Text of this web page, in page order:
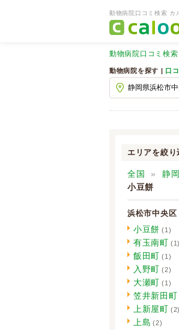
動物病院口コミ検索 カ
動物病院口コミ検索
動物病院を探す | 口
エリアを絞り
全国 静
小豆餅
浜松市中央区
小豆餅 (1)
有玉南町 (1)
飯田町 (1)
入野町 (2)
大瀬町 (1)
笠井新田町
上新屋町 (2)
上島 (2)